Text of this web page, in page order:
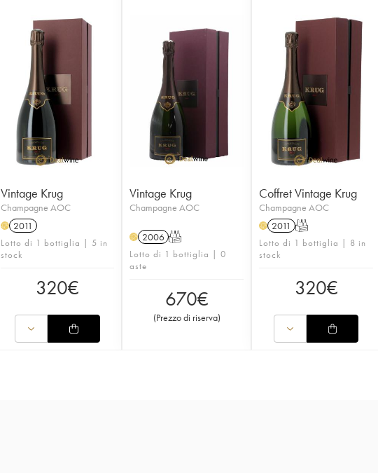
Vintage Krug
Champagne AOC
H 2011
Lotto di 1 bottiglia | 5 in
stock
320€
Vintage Krug
Champagne AOC
H 2006 T
Lotto di 1 bottiglia | 0
aste
670€
(Prezzo di riserva)
Coffret Vintage Krug
Champagne AOC
H 2011 T
Lotto di 1 bottiglia | 8 in
stock
320€